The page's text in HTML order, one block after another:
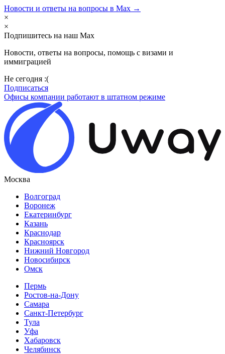
Новости и ответы на вопросы в Max →
×
×
Подпишитесь на наш Max
Новости, ответы на вопросы, помощь с визами и
иммиграцией
Не сегодня :(
Подписаться
Офисы компании работают в штатном режиме
Москва
Волгоград
Воронеж
Екатеринбург
Казань
Краснодар
Красноярск
Нижний Новгород
Новосибирск
Омск
Пермь
Ростов-на-Дону
Самара
Санкт-Петербург
Тула
Уфа
Хабаровск
Челябинск